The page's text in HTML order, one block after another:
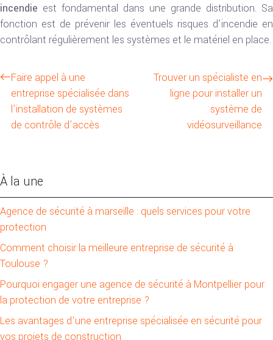
incendie est fondamental dans une grande distribution. Sa
fonction est de prévenir les éventuels risques d’incendie en
contrôlant régulièrement les systèmes et le matériel en place.
Faire appel à une
entreprise spécialisée dans
l’installation de systèmes
de contrôle d’accès
Trouver un spécialiste en
ligne pour installer un
système de
vidéosurveillance
À la une
Agence de sécurité à marseille : quels services pour votre
protection
Comment choisir la meilleure entreprise de sécurité à
Toulouse ?
Pourquoi engager une agence de sécurité à Montpellier pour
la protection de votre entreprise ?
Les avantages d’une entreprise spécialisée en sécurité pour
vos projets de construction